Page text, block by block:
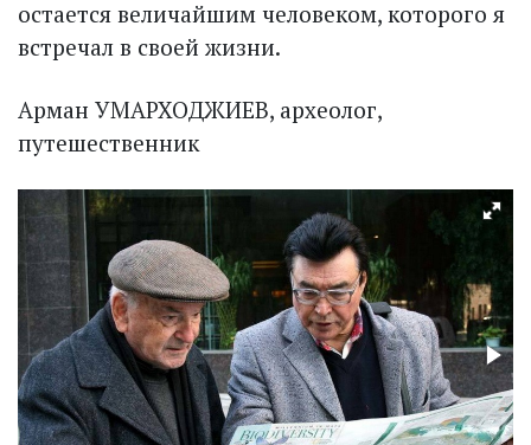
остается величайшим человеком, которого я
встречал в своей жизни.
Арман УМАРХОДЖИЕВ, археолог,
путешественник